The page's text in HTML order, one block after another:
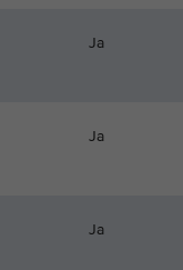
Ja
Ja
Ja